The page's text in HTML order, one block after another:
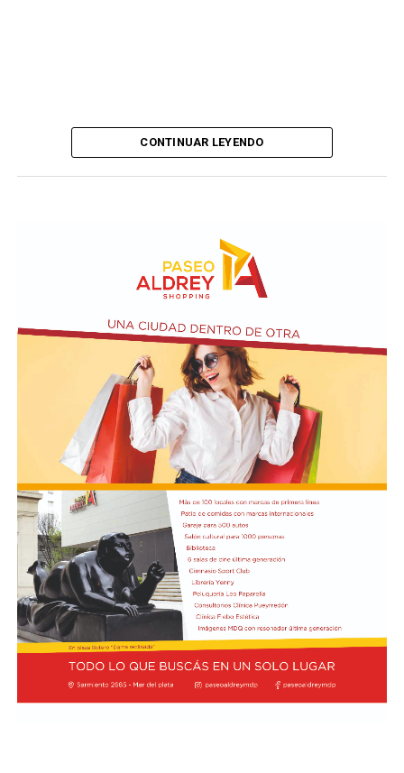
CONTINUAR LEYENDO